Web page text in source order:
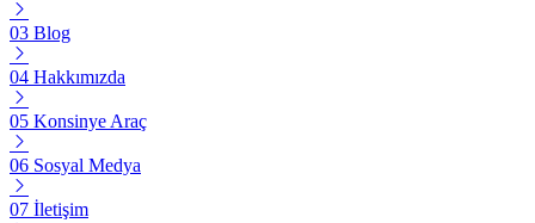
Blog
Hakkımızda
Konsinye Araç
Sosyal Medya
İletişim